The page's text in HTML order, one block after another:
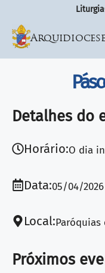
Liturgia
Detalhes do
Horário:O dia
Data:05/04/2026
Local:Paróquias
Próximos